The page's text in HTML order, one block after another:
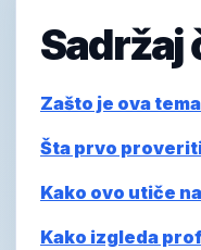
Sadržaj
Zašto je ova
Šta prvo
Kako ovo utiče
Kako izgleda